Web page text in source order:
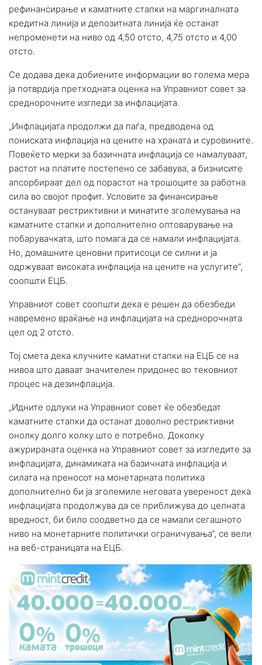
рефинансирање и каматните стапки на маргиналната
кредитна линија и депозитната линија ќе останат
непроменети на ниво од 4,50 отсто, 4,75 отсто и 4,00
отсто.
Се додава дека добиените информации во голема мера
ја потврдија претходната оценка на Управниот совет за
среднорочните изгледи за инфлацијата.
„Инфлацијата продолжи да паѓа, предводена од
пониската инфлација на цените на храната и суровините.
Повеќето мерки за базичната инфлација се намалуваат,
растот на платите постепено се забавува, а бизнисите
апсорбираат дел од порастот на трошоците за работна
сила во својот профит. Условите за финансирање
остануваат рестриктивни и минатите зголемувања на
каматните стапки и дополнително оптоварување на
побарувачката, што помага да се намали инфлацијата.
Но, домашните ценовни притисоци се силни и ја
одржуваат високата инфлација на цените на услугите“,
соопшти ЕЦБ.
Управниот совет соопшти дека е решен да обезбеди
навремено враќање на инфлацијата на среднорочната
цел од 2 отсто.
Тој смета дека клучните каматни стапки на ЕЦБ се на
нивоа што даваат значителен придонес во тековниот
процес на дезинфлација.
„Идните одлуки на Управниот совет ќе обезбедат
каматните стапки да останат доволно рестриктивни
онолку долго колку што е потребно. Доколку
ажурираната оценка на Управниот совет за изгледите за
инфлацијата, динамиката на базичната инфлација и
силата на преносот на монетарната политика
дополнително би ја зголемиле неговата увереност дека
инфлацијата продолжува да се приближува до целната
вредност, би било соодветно да се намали сегашното
ниво на монетарните политички ограничувања“, се вели
на веб-страницата на ЕЦБ.